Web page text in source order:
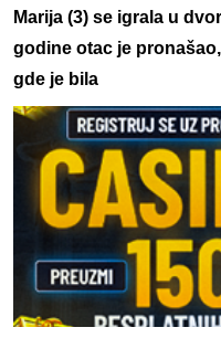
Marija (3) se igrala u
godine otac je
gde je bila